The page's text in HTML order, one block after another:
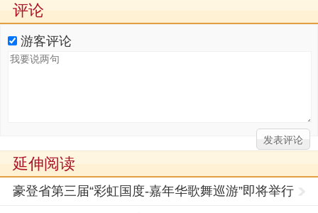
评论
游客评论
延伸阅读
豪登省第三届“彩虹国度-嘉年华歌舞巡游”即将举行